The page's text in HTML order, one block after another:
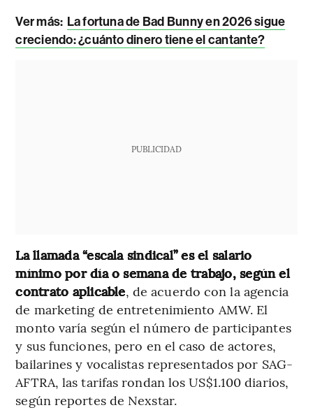
Ver más: La fortuna de Bad Bunny en 2026 sigue
creciendo: ¿cuánto dinero tiene el cantante?
PUBLICIDAD
La llamada “escala sindical” es el salario
mínimo por día o semana de trabajo, según el
contrato aplicable, de acuerdo con la agencia
de marketing de entretenimiento AMW. El
monto varía según el número de participantes
y sus funciones, pero en el caso de actores,
bailarines y vocalistas representados por SAG-
AFTRA, las tarifas rondan los US$1.100 diarios,
según reportes de Nexstar.